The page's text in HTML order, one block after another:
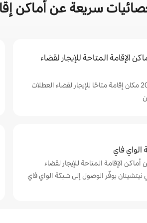
سريعة عن أماكن
الإقامة المتاحة للإيجار لقضاء
استكشف 20 مكان إقامة متاحًا للإيجار لقضاء العطلات
الواي فاي
من أماكن الإقامة المتاحة للإيجار لقضاء
نيتشينان يوفّر الوصول إلى شبكة الواي فاي